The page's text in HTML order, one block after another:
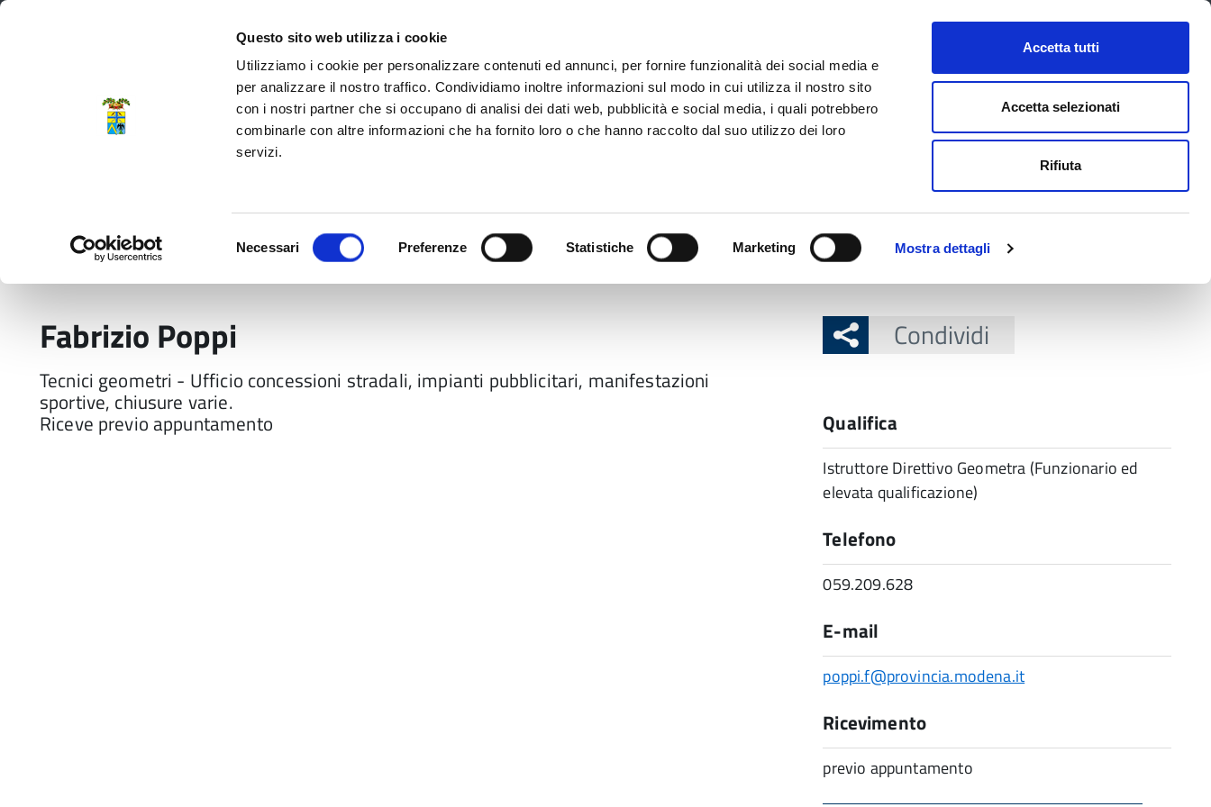
Questo sito web utilizza i cookie
Utilizziamo i cookie per personalizzare contenuti ed annunci, per fornire funzionalità dei social media e
per analizzare il nostro traffico. Condividiamo inoltre informazioni sul modo in cui utilizza il nostro sito
con i nostri partner che si occupano di analisi dei dati web, pubblicità e social media, i quali potrebbero
combinarle con altre informazioni che ha fornito loro o che hanno raccolto dal suo utilizzo dei loro
servizi.
Necessari Preferenze Statistiche Marketing Mostra dettagli
Accetta tutti
Accetta selezionati
Rifiuta
CONTATTI URP SERVIZI ONLINE
Provincia di Modena
Seguici su FacebookTwitterInstagram
LinkedIn
cerca nel sito
Fabrizio Poppi
Tecnici geometri - Ufficio concessioni stradali, impianti pubblicitari, manifestazioni
sportive, chiusure varie.
Riceve previo appuntamento
Condividi
Qualifica
Istruttore Direttivo Geometra (Funzionario ed
elevata qualificazione)
Telefono
059.209.628
E-mail
poppi.f@provincia.modena.it
Ricevimento
previo appuntamento